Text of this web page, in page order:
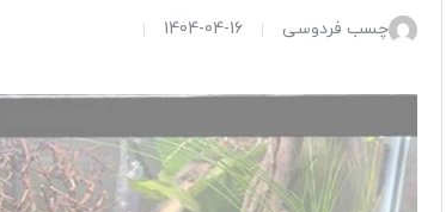
چسب فردوسی 1404-04-16